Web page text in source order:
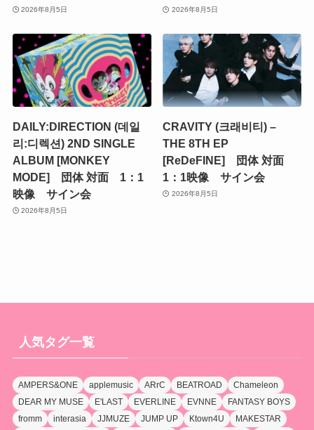
2026年8月5日 2026年8月5日
DAILY:DIRECTION (데일
리:디렉션) 2ND SINGLE
ALBUM [MONKEY
MODE] 団体 対面 1：1
映像 サイン会
2026年8月5日
CRAVITY (크래비티) –
THE 8TH EP
[ReDeFINE] 団体 対面
1：1映像 サイン会
2026年8月5日
人気タグ一覧
AMPERS&ONE applemusic ARrC BEATROAD
Chameleon
DEAR MY MUSE
E'LAST EVERLINE EVNNE
FANTASY BOYS
fromm
interasia JJMUZE JUMP UP Ktown4U
MAKESTAR